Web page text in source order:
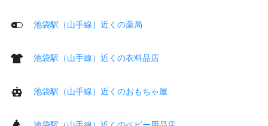
池袋駅（山手線）近くの薬局
池袋駅（山手線）近くの衣料品店
池袋駅（山手線）近くのおもちゃ屋